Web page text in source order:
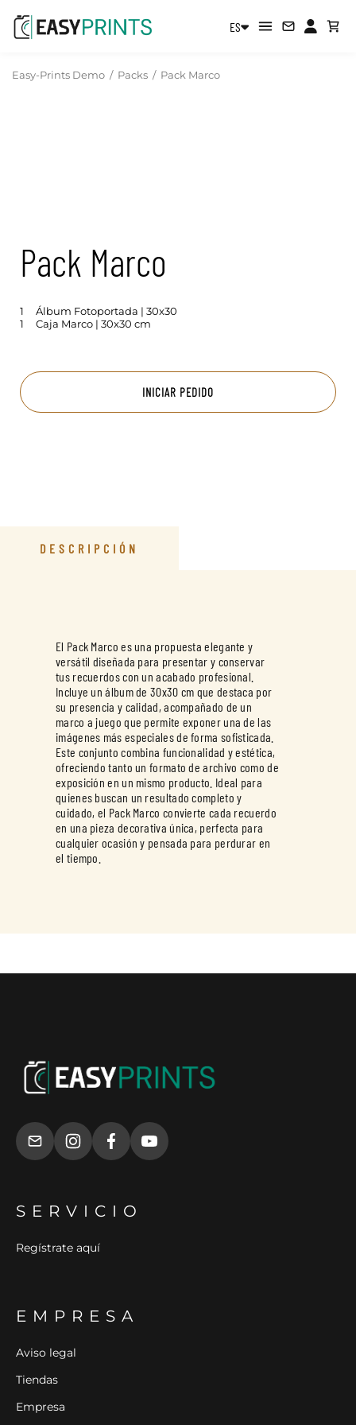
ES
Easy-Prints Demo / Packs / Pack Marco
Pack Marco
1
Álbum Fotoportada | 30x30
1
Caja Marco | 30x30 cm
INICIAR PEDIDO
DESCRIPCIÓN
El Pack Marco es una propuesta elegante y
versátil diseñada para presentar y conservar
tus recuerdos con un acabado profesional.
Incluye un álbum de 30x30 cm que destaca por
su presencia y calidad, acompañado de un
marco a juego que permite exponer una de las
imágenes más especiales de forma sofisticada.
Este conjunto combina funcionalidad y estética,
ofreciendo tanto un formato de archivo como de
exposición en un mismo producto. Ideal para
quienes buscan un resultado completo y
cuidado, el Pack Marco convierte cada recuerdo
en una pieza decorativa única, perfecta para
cualquier ocasión y pensada para perdurar en
el tiempo.
SERVICIO
Regístrate aquí
EMPRESA
Aviso legal
Tiendas
Empresa